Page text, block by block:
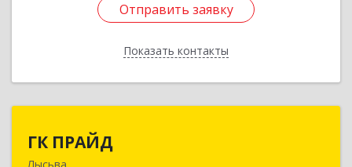
Отправить заявку
Показать контакты
Отправить заявку
Назад
ГК ПРАЙД
Лысьва